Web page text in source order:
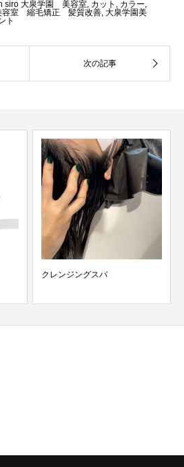
siro 大泉学園 美容室 カット カラー
容室 縮毛矯正 髪質改善 大泉学園美
ト
クレンジングスパ